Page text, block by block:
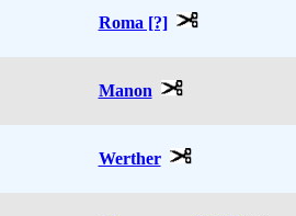
Roma [?]
Manon
Werther